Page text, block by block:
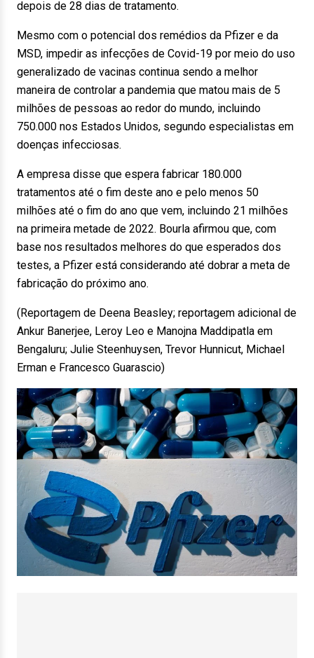
depois de 28 dias de tratamento.
Mesmo com o potencial dos remédios da Pfizer e da
MSD, impedir as infecções de Covid-19 por meio do uso
generalizado de vacinas continua sendo a melhor
maneira de controlar a pandemia que matou mais de 5
milhões de pessoas ao redor do mundo, incluindo
750.000 nos Estados Unidos, segundo especialistas em
doenças infecciosas.
A empresa disse que espera fabricar 180.000
tratamentos até o fim deste ano e pelo menos 50
milhões até o fim do ano que vem, incluindo 21 milhões
na primeira metade de 2022. Bourla afirmou que, com
base nos resultados melhores do que esperados dos
testes, a Pfizer está considerando até dobrar a meta de
fabricação do próximo ano.
(Reportagem de Deena Beasley; reportagem adicional de
Ankur Banerjee, Leroy Leo e Manojna Maddipatla em
Bengaluru; Julie Steenhuysen, Trevor Hunnicut, Michael
Erman e Francesco Guarascio)